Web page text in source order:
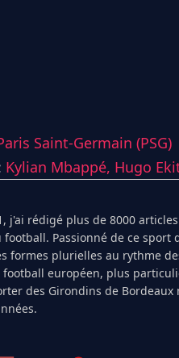
Saint-Germain (PSG)
Kylian Mbappé, Hugo
j'ai rédigé plus de 8000
Passionné de ce
formes plurielles au rythme
européen, plus
des Girondins de